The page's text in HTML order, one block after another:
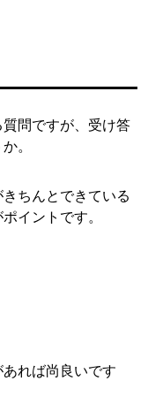
問ですが、受け答
。
ちんとできている
イントです。
れば尚良いです